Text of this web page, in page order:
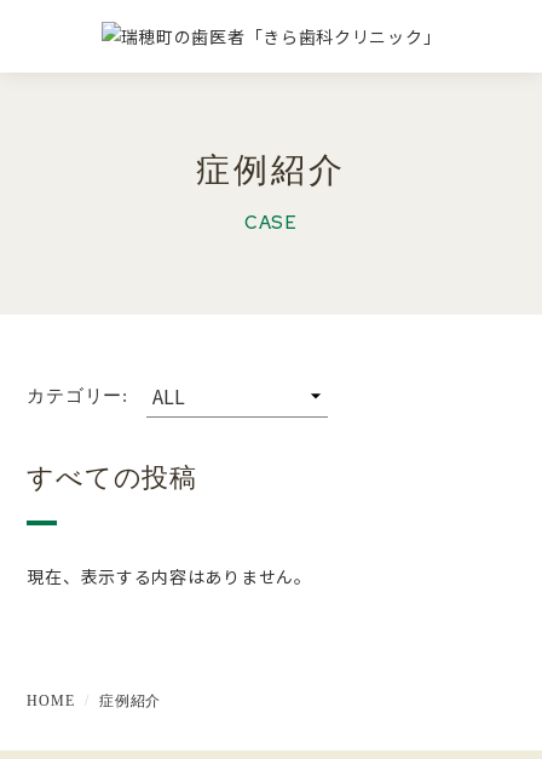
症例紹介
CASE
カテゴリー:
すべての投稿
現在、表示する内容はありません。
HOME 症例紹介